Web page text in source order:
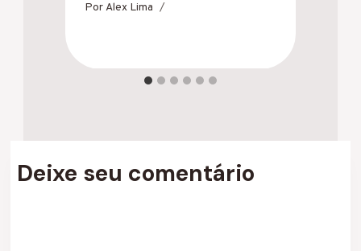
Por Alex Lima
Deixe seu comentário